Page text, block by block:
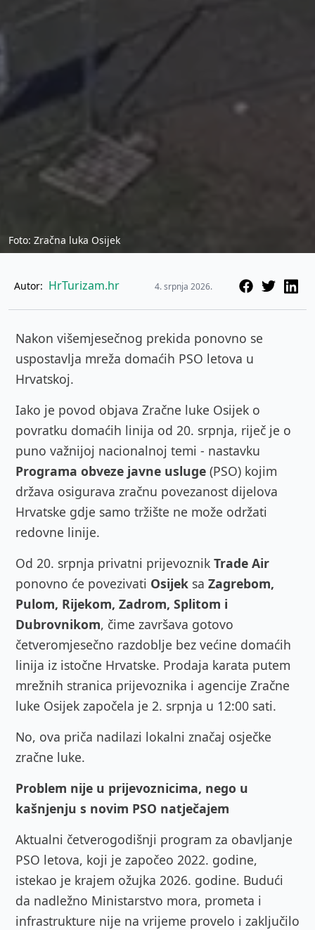
Foto: Zračna luka Osijek
Autor: HrTurizam.hr 4. srpnja 2026.
Nakon višemjesečnog prekida ponovno se
uspostavlja mreža domaćih PSO letova u
Hrvatskoj.
Iako je povod objava Zračne luke Osijek o
povratku domaćih linija od 20. srpnja, riječ je o
puno važnijoj nacionalnoj temi - nastavku
Programa obveze javne usluge (PSO) kojim
država osigurava zračnu povezanost dijelova
Hrvatske gdje samo tržište ne može održati
redovne linije.
Od 20. srpnja privatni prijevoznik Trade Air
ponovno će povezivati Osijek sa Zagrebom,
Pulom, Rijekom, Zadrom, Splitom i
Dubrovnikom, čime završava gotovo
četveromjesečno razdoblje bez većine domaćih
linija iz istočne Hrvatske. Prodaja karata putem
mrežnih stranica prijevoznika i agencije Zračne
luke Osijek započela je 2. srpnja u 12:00 sati.
No, ova priča nadilazi lokalni značaj osječke
zračne luke.
Problem nije u prijevoznicima, nego u
kašnjenju s novim PSO natječajem
Aktualni četverogodišnji program za obavljanje
PSO letova, koji je započeo 2022. godine,
istekao je krajem ožujka 2026. godine. Budući
da nadležno Ministarstvo mora, prometa i
infrastrukture nije na vrijeme provelo i zaključilo